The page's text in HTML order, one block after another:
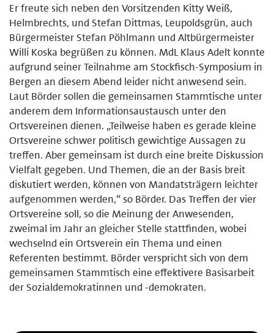
Er freute sich neben den Vorsitzenden Kitty Weiß,
Helmbrechts, und Stefan Dittmas, Leupoldsgrün, auch
Bürgermeister Stefan Pöhlmann und Altbürgermeister
Willi Koska begrüßen zu können. MdL Klaus Adelt konnte
aufgrund seiner Teilnahme am Stockfisch-Symposium in
Bergen an diesem Abend leider nicht anwesend sein.
Laut Börder sollen die gemeinsamen Stammtische unter
anderem dem Informationsaustausch unter den
Ortsvereinen dienen. „Teilweise haben es gerade kleine
Ortsvereine schwer politisch gewichtige Aussagen zu
treffen. Aber gemeinsam ist durch eine breite Diskussion
Vielfalt gegeben. Und Themen, die an der Basis breit
diskutiert werden, können von Mandatsträgern leichter
aufgenommen werden,“ so Börder. Das Treffen der vier
Ortsvereine soll, so die Meinung der Anwesenden,
zweimal im Jahr an gleicher Stelle stattfinden, wobei
wechselnd ein Ortsverein ein Thema und einen
Referenten bestimmt. Börder verspricht sich von dem
gemeinsamen Stammtisch eine effektivere Basisarbeit
der Sozialdemokratinnen und -demokraten.